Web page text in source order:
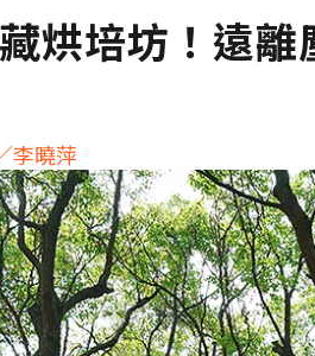
烘培坊！遠
李曉萍